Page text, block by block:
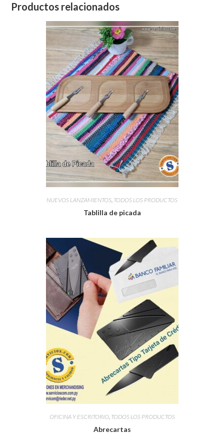
Productos relacionados
NUEVOS LANZAMIENTOS, TODOS LOS PRODUCTOS
Tablilla de picada
OFICINA Y ESCRITORIO, TODOS LOS PRODUCTOS
Abrecartas